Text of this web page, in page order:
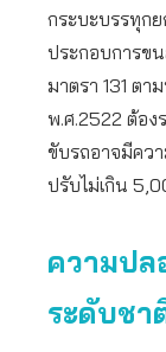
กระบะบรรทุก
ประกอบการข
มาตรา 131 ต
พ.ศ.2522 ต้อง
ขับรถอาจมีควา
ปรับไม่เกิน
ความป
ระดับชา